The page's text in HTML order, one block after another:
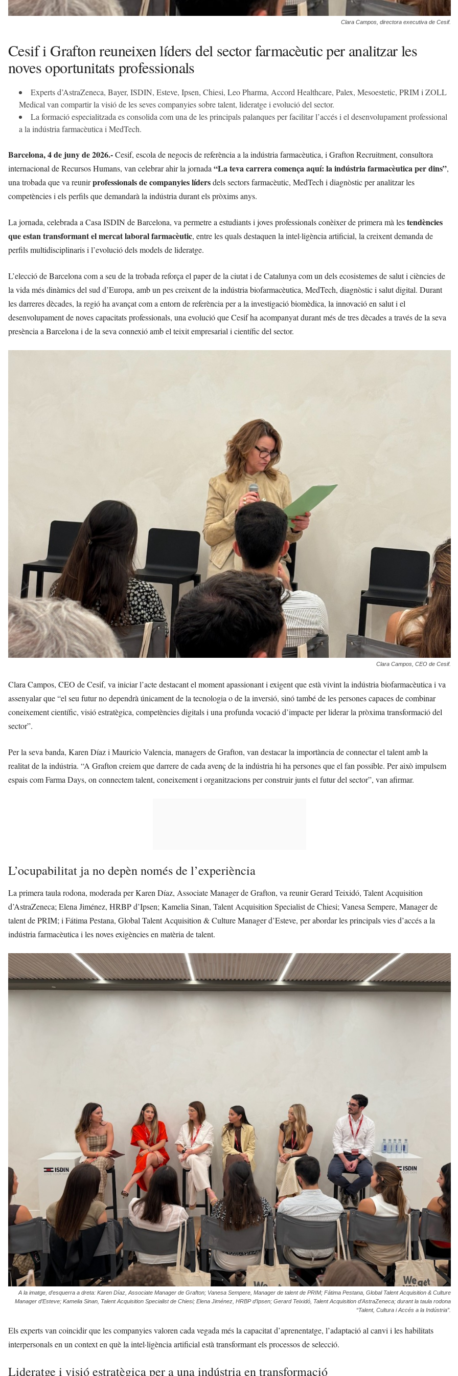
Clara Campos, directora executiva de Cesif.
Cesif i Grafton reuneixen líders del sector farmacèutic per analitzar les
noves oportunitats professionals
Experts d’AstraZeneca, Bayer, ISDIN, Esteve, Ipsen, Chiesi, Leo Pharma, Accord Healthcare, Palex, Mesoestetic, PRIM i ZOLL
Medical van compartir la visió de les seves companyies sobre talent, lideratge i evolució del sector.
La formació especialitzada es consolida com una de les principals palanques per facilitar l’accés i el desenvolupament professional
a la indústria farmacèutica i MedTech.
Barcelona, 4 de juny de 2026.-Cesif, escola de negocis de referència a la indústria farmacèutica, i Grafton Recruitment, consultora
internacional de Recursos Humans, van celebrar ahir la jornada “La teva carrera comença aquí: la indústria farmacèutica per dins”,
una trobada que va reunirprofessionals de companyies lídersdels sectors farmacèutic, MedTech i diagnòstic per analitzar les
competències i els perfils que demandarà la indústria durant els pròxims anys.
La jornada, celebrada a Casa ISDIN de Barcelona, va permetre a estudiants i joves professionals conèixer de primera mà lestendències
que estan transformant el mercat laboral farmacèutic, entre les quals destaquen la intel·ligència artificial, la creixent demanda de
perfils multidisciplinaris i l’evolució dels models de lideratge.
L’elecció de Barcelona com a seu de la trobada reforça el paper de la ciutat i de Catalunya com un dels ecosistemes de salut i ciències de
la vida més dinàmics del sud d’Europa, amb un pes creixent de la indústria biofarmacèutica, MedTech, diagnòstic i salut digital. Durant
les darreres dècades, la regió ha avançat com a entorn de referència per a la investigació biomèdica, la innovació en salut i el
desenvolupament de noves capacitats professionals, una evolució que Cesif ha acompanyat durant més de tres dècades a través de la seva
presència a Barcelona i de la seva connexió amb el teixit empresarial i científic del sector.
Clara Campos, CEO de Cesif.
Clara Campos, CEO de Cesif, va iniciar l’acte destacant el moment apassionant i exigent que està vivint la indústria biofarmacèutica i va
assenyalar que “el seu futur no dependrà únicament de la tecnologia o de la inversió, sinó també de les persones capaces de combinar
coneixement científic, visió estratègica, competències digitals i una profunda vocació d’impacte per liderar la pròxima transformació del
sector”.
Per la seva banda, Karen Díaz i Mauricio Valencia, managers de Grafton, van destacar la importància de connectar el talent amb la
realitat de la indústria. “A Grafton creiem que darrere de cada avenç de la indústria hi ha persones que el fan possible. Per això impulsem
espais com Farma Days, on connectem talent, coneixement i organitzacions per construir junts el futur del sector”, van afirmar.
L’ocupabilitat ja no depèn només de l’experiència
La primera taula rodona, moderada per Karen Díaz, Associate Manager de Grafton, va reunir Gerard Teixidó, Talent Acquisition
d’AstraZeneca; Elena Jiménez, HRBP d’Ipsen; Kamelia Sinan, Talent Acquisition Specialist de Chiesi; Vanesa Sempere, Manager de
talent de PRIM; i Fátima Pestana, Global Talent Acquisition & Culture Manager d’Esteve, per abordar les principals vies d’accés a la
indústria farmacèutica i les noves exigències en matèria de talent.
A la imatge, d’esquerra a dreta: Karen Díaz, Associate Manager de Grafton; Vanesa Sempere, Manager de talent de PRIM; Fátima Pestana, Global Talent Acquisition & Culture
Manager d’Esteve; Kamelia Sinan, Talent Acquisition Specialist de Chiesi; Elena Jiménez, HRBP d’Ipsen; Gerard Teixidó, Talent Acquisition d’AstraZeneca; durant la taula rodona
“Talent, Cultura i Accés a la Indústria”.
Els experts van coincidir que les companyies valoren cada vegada més la capacitat d’aprenentatge, l’adaptació al canvi i les habilitats
interpersonals en un context en què la intel·ligència artificial està transformant els processos de selecció.
Lideratge i visió estratègica per a una indústria en transformació